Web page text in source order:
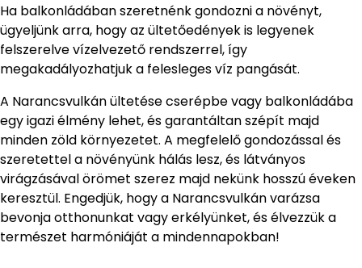
Ha balkonládában szeretnénk gondozni a növényt,
ügyeljünk arra, hogy az ültetőedények is legyenek
felszerelve vízelvezető rendszerrel, így
megakadályozhatjuk a felesleges víz pangását.
A Narancsvulkán ültetése cserépbe vagy balkonládába
egy igazi élmény lehet, és garantáltan szépít majd
minden zöld környezetet. A megfelelő gondozással és
szeretettel a növényünk hálás lesz, és látványos
virágzásával örömet szerez majd nekünk hosszú éveken
keresztül. Engedjük, hogy a Narancsvulkán varázsa
bevonja otthonunkat vagy erkélyünket, és élvezzük a
természet harmóniáját a mindennapokban!